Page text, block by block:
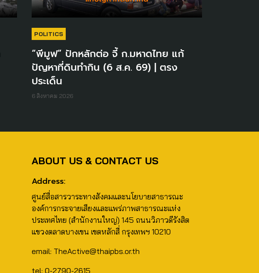
POLITICS
“พีมูฟ” ปักหลักต่อ จี้ ก.มหาดไทย แก้
ปัญหาที่ดินทำกิน (6 ส.ค. 69) | ตรง
ประเด็น
6 สิงหาคม 2026
ABOUT US & CONTACT US
Address:
ศูนย์สื่อสารวาระทางสังคมและนโยบายสาธารณะ
องค์การกระจายเสียงและแพร่ภาพสาธารณะแห่ง
ประเทศไทย (สำนักงานใหญ่) 145 ถนนวิภาวดีรังสิต
แขวงตลาดบางเขน เขตหลักสี่ กรุงเทพฯ 10210
email: TheActive@thaipbs.or.th
tel: 0-2790-2615